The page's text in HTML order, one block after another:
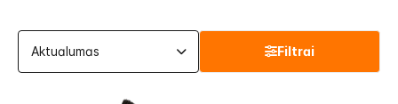
Filtrai